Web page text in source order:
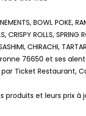
BOWL POKE,
CRISPY ROLLS, SPRING
CHIRACHI,
76650 et ses
Ticket Restaurant,
produits et leurs prix à